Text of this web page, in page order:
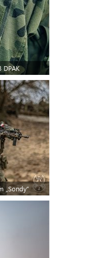
„Sondy”